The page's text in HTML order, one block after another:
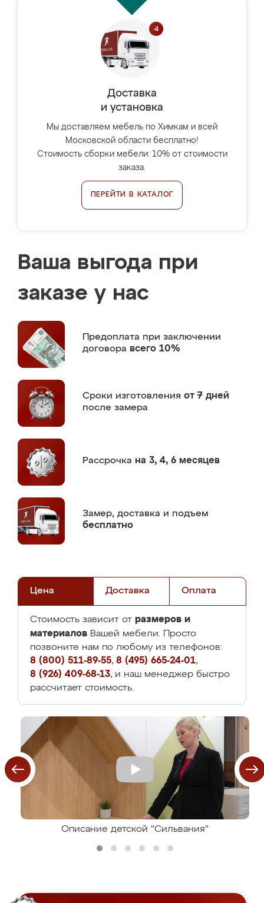
Доставка
и установка
Мы доставляем мебель по Химкам и всей
Московской области бесплатно!
Стоимость сборки мебели: 10% от стоимости
заказа.
ПЕРЕЙТИ В КАТАЛОГ
Ваша выгода при
заказе у нас
Предоплата при заключении
договора всего 10%
Сроки изготовления от 7 дней
после замера
Рассрочка на 3, 4, 6 месяцев
Замер, доставка и подъем
бесплатно
Цена Доставка Оплата
Стоимость зависит от размеров и
материалов Вашей мебели. Просто
позвоните нам по любому из телефонов:
8 (800) 511-89-55, 8 (495) 665-24-01,
8 (926) 409-68-13, и наш менеджер быстро
рассчитает стоимость.
Описание детской "Сильвания"